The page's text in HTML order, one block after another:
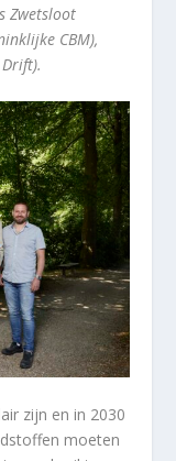
Zwetsloot
CBM),
zijn en in 2030
moeten